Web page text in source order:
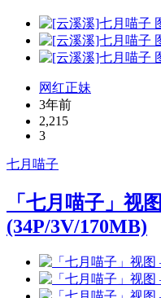
网红正妹
3年前
2,215
3
七月喵子
「七月喵子」视
(34P/3V/170MB)